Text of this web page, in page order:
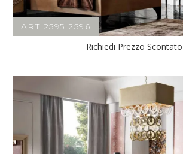
ART 2595 2596
Richiedi Prezzo Scontato